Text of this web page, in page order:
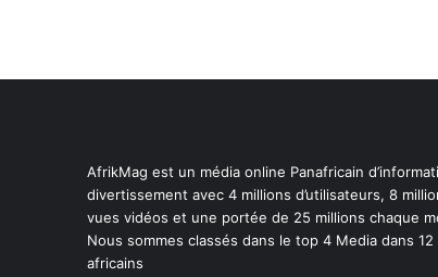
AfrikMag est un média online Panafricain
divertissement avec 4 millions d’utilisateurs, 8
vues vidéos et une portée de 25 millions chaque
Nous sommes classés dans le top 4 Media dans 12
africains